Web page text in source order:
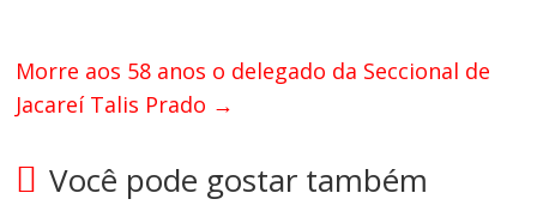
Morre aos 58 anos o delegado da Seccional de
Jacareí Talis Prado →
Você pode gostar também